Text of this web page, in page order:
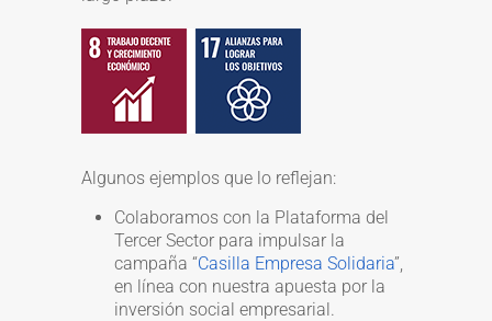
Algunos ejemplos que lo reflejan:
Colaboramos con la Plataforma del
Tercer Sector para impulsar la
campaña “Casilla Empresa Solidaria”,
en línea con nuestra apuesta por la
inversión social empresarial.